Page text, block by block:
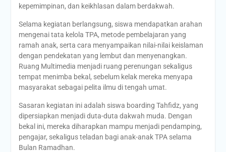
kepemimpinan, dan keikhlasan dalam berdakwah.
Selama kegiatan berlangsung, siswa mendapatkan arahan
mengenai tata kelola TPA, metode pembelajaran yang
ramah anak, serta cara menyampaikan nilai-nilai keislaman
dengan pendekatan yang lembut dan menyenangkan.
Ruang Multimedia menjadi ruang perenungan sekaligus
tempat menimba bekal, sebelum kelak mereka menyapa
masyarakat sebagai pelita ilmu di tengah umat.
Sasaran kegiatan ini adalah siswa boarding Tahfidz, yang
dipersiapkan menjadi duta-duta dakwah muda. Dengan
bekal ini, mereka diharapkan mampu menjadi pendamping,
pengajar, sekaligus teladan bagi anak-anak TPA selama
Bulan Ramadhan.